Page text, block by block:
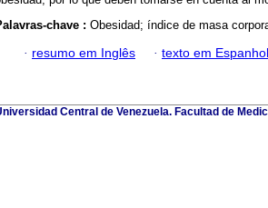
chave : Obesidad; índice de masa
· resumo em Inglês · texto em Espanhol
Central de Venezuela. Facultad de